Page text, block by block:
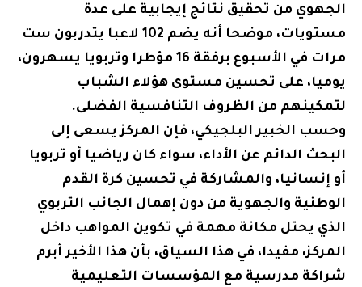
الجهوي من تحقيق نتائج إيجابية على عدة
مستويات، موضحا أنه يضم 102 لاعبا يتدربون ست
مرات في الأسبوع برفقة 16 مؤطرا وتربويا يسهرون،
يوميا، على تحسين مستوى هؤلاء الشباب
لتمكينهم من الظروف التنافسية الفضلى.
وحسب الخبير البلجيكي، فإن المركز يسعى إلى
البحث الدائم عن الأداء، سواء كان رياضيا أو تربويا
أو إنسانيا، والمشاركة في تحسين كرة القدم
الوطنية والجهوية من دون إهمال الجانب التربوي
الذي يحتل مكانة مهمة في تكوين المواهب داخل
المركز، مفيدا، في هذا السياق، بأن هذا الأخير أبرم
شراكة مدرسية مع المؤسسات التعليمية